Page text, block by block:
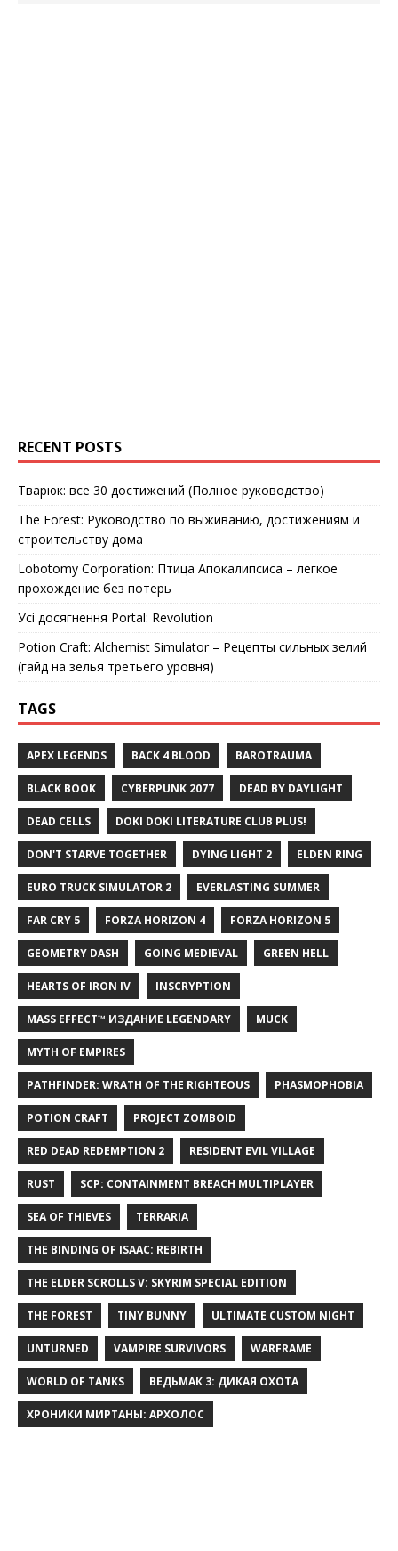
RECENT POSTS
Тварюк: все 30 достижений (Полное руководство)
The Forest: Руководство по выживанию, достижениям и
строительству дома
Lobotomy Corporation: Птица Апокалипсиса – легкое
прохождение без потерь
Усі досягнення Portal: Revolution
Potion Craft: Alchemist Simulator – Рецепты сильных зелий
(гайд на зелья третьего уровня)
TAGS
APEX LEGENDS BACK 4 BLOOD BAROTRAUMA
BLACK BOOK CYBERPUNK 2077 DEAD BY DAYLIGHT
DEAD CELLS DOKI DOKI LITERATURE CLUB PLUS!
DON'T STARVE TOGETHER DYING LIGHT 2 ELDEN RING
EURO TRUCK SIMULATOR 2 EVERLASTING SUMMER
FAR CRY 5 FORZA HORIZON 4 FORZA HORIZON 5
GEOMETRY DASH GOING MEDIEVAL GREEN HELL
HEARTS OF IRON IV INSCRYPTION
MASS EFFECT™ ИЗДАНИЕ LEGENDARY MUCK
MYTH OF EMPIRES
PATHFINDER: WRATH OF THE RIGHTEOUS PHASMOPHOBIA
POTION CRAFT PROJECT ZOMBOID
RED DEAD REDEMPTION 2 RESIDENT EVIL VILLAGE
RUST SCP: CONTAINMENT BREACH MULTIPLAYER
SEA OF THIEVES TERRARIA
THE BINDING OF ISAAC: REBIRTH
THE ELDER SCROLLS V: SKYRIM SPECIAL EDITION
THE FOREST TINY BUNNY ULTIMATE CUSTOM NIGHT
UNTURNED VAMPIRE SURVIVORS WARFRAME
WORLD OF TANKS ВЕДЬМАК 3: ДИКАЯ ОХОТА
ХРОНИКИ МИРТАНЫ: АРХОЛОС